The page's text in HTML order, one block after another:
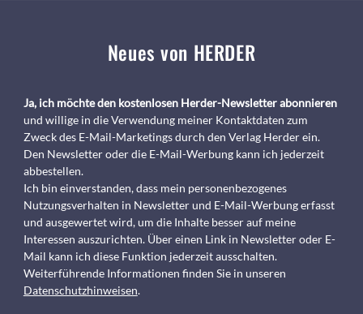
Neues von HERDER
Ja, ich möchte den kostenlosen Herder-Newsletter abonnieren
und willige in die Verwendung meiner Kontaktdaten zum
Zweck des E-Mail-Marketings durch den Verlag Herder ein.
Den Newsletter oder die E-Mail-Werbung kann ich jederzeit
abbestellen.
Ich bin einverstanden, dass mein personenbezogenes
Nutzungsverhalten in Newsletter und E-Mail-Werbung erfasst
und ausgewertet wird, um die Inhalte besser auf meine
Interessen auszurichten. Über einen Link in Newsletter oder E-
Mail kann ich diese Funktion jederzeit ausschalten.
Weiterführende Informationen finden Sie in unseren
Datenschutzhinweisen.